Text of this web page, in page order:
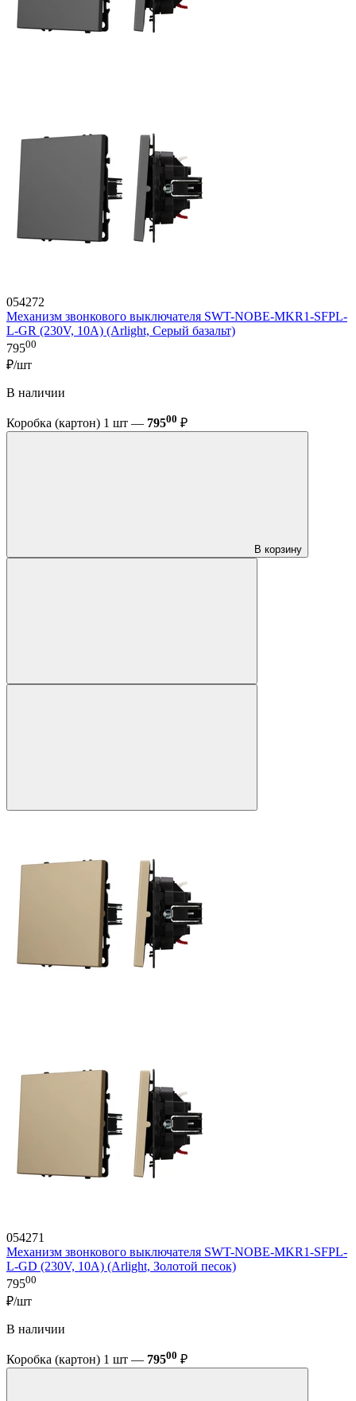
054272
Механизм звонкового выключателя SWT-NOBE-MKR1-SFPL-
L-GR (230V, 10A) (Arlight, Серый базальт)
79500
₽/шт
В наличии
Коробка (картон) 1 шт — 79500 ₽
В корзину
054271
Механизм звонкового выключателя SWT-NOBE-MKR1-SFPL-
L-GD (230V, 10A) (Arlight, Золотой песок)
79500
₽/шт
В наличии
Коробка (картон) 1 шт — 79500 ₽